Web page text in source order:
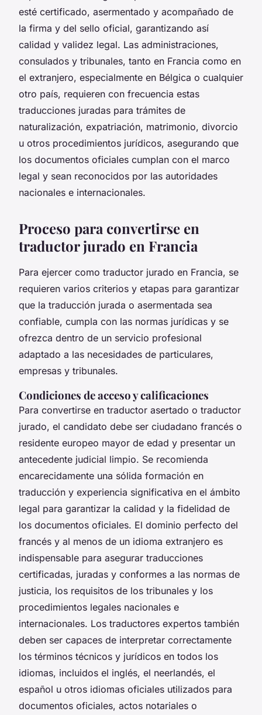
esté certificado, asermentado y acompañado de
la firma y del sello oficial, garantizando así
calidad y validez legal. Las administraciones,
consulados y tribunales, tanto en Francia como en
el extranjero, especialmente en Bélgica o cualquier
otro país, requieren con frecuencia estas
traducciones juradas para trámites de
naturalización, expatriación, matrimonio, divorcio
u otros procedimientos jurídicos, asegurando que
los documentos oficiales cumplan con el marco
legal y sean reconocidos por las autoridades
nacionales e internacionales.
Proceso para convertirse en
traductor jurado en Francia
Para ejercer como traductor jurado en Francia, se
requieren varios criterios y etapas para garantizar
que la traducción jurada o asermentada sea
confiable, cumpla con las normas jurídicas y se
ofrezca dentro de un servicio profesional
adaptado a las necesidades de particulares,
empresas y tribunales.
Condiciones de acceso y calificaciones
Para convertirse en traductor asertado o traductor
jurado, el candidato debe ser ciudadano francés o
residente europeo mayor de edad y presentar un
antecedente judicial limpio. Se recomienda
encarecidamente una sólida formación en
traducción y experiencia significativa en el ámbito
legal para garantizar la calidad y la fidelidad de
los documentos oficiales. El dominio perfecto del
francés y al menos de un idioma extranjero es
indispensable para asegurar traducciones
certificadas, juradas y conformes a las normas de
justicia, los requisitos de los tribunales y los
procedimientos legales nacionales e
internacionales. Los traductores expertos también
deben ser capaces de interpretar correctamente
los términos técnicos y jurídicos en todos los
idiomas, incluidos el inglés, el neerlandés, el
español u otros idiomas oficiales utilizados para
documentos oficiales, actos notariales o